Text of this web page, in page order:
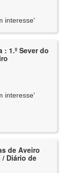
interesse'
: 1.º Sever do
interesse'
de Aveiro
/ Diário de